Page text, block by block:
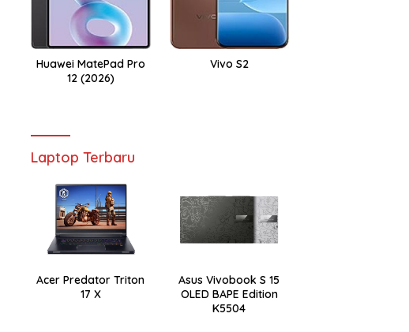
Huawei MatePad Pro
12 (2026)
Vivo S2
Laptop Terbaru
Acer Predator Triton
17 X
Asus Vivobook S 15
OLED BAPE Edition
K5504